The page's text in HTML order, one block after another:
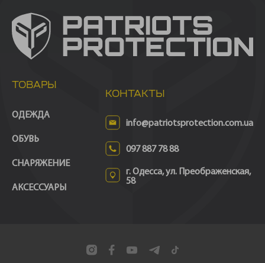
ТОВАРЫ
ОДЕЖДА
ОБУВЬ
СНАРЯЖЕНИЕ
АКСЕССУАРЫ
КОНТАКТЫ
info@patriotsprotection.com.ua
097 887 78 88
г. Одесса, ул. Преображенская,
58